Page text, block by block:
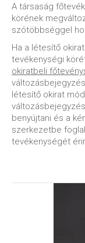
A társaság
körének
szótöbbséggel
Ha a létesítő
tevékenységi
okiratbeli
létesítő okirat
benyújtani és a
szerkezetbe
tevékenységét